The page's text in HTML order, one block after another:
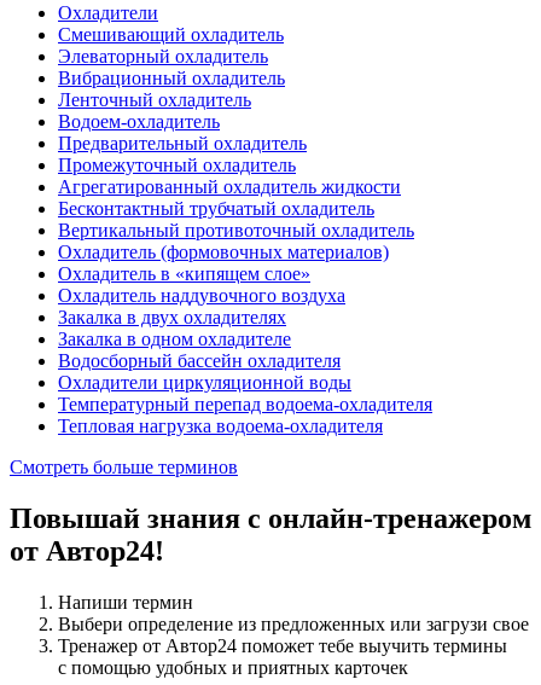
Охладители
Смешивающий охладитель
Элеваторный охладитель
Вибрационный охладитель
Ленточный охладитель
Водоем-охладитель
Предварительный охладитель
Промежуточный охладитель
Агрегатированный охладитель жидкости
Бесконтактный трубчатый охладитель
Вертикальный противоточный охладитель
Охладитель (формовочных материалов)
Охладитель в «кипящем слое»
Охладитель наддувочного воздуха
Закалка в двух охладителях
Закалка в одном охладителе
Водосборный бассейн охладителя
Охладители циркуляционной воды
Температурный перепад водоема-охладителя
Тепловая нагрузка водоема-охладителя
Смотреть больше терминов
Повышай знания с онлайн-тренажером
от Автор24!
Напиши термин
Выбери определение из предложенных или загрузи свое
Тренажер от Автор24 поможет тебе выучить термины
с помощью удобных и приятных карточек